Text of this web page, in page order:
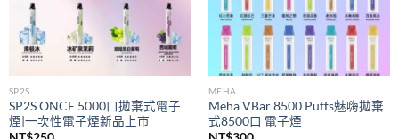
SP2S
SP2S ONCE 5000口拋棄式電子
煙|一次性電子煙新品上市
MEHA
Meha VBar 8500 Puffs魅嗨拋棄
式8500口 電子煙